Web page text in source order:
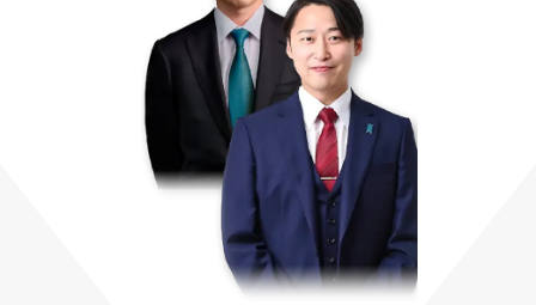
定額LINE運用代行『LINEマキトルくん』
定額制LP制作・改善『最強LP』
採用YouTubeチャンネル構築『トリトル』
YouTubeディレクター
会社概要・役員紹介
ミッション・ビジョン・バリュー
代表メッセージ（岩野圭佑）
取締役メッセージ（株本祐己）